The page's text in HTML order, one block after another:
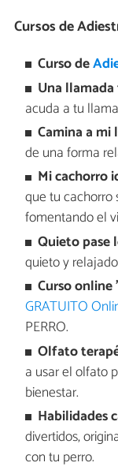
Cursos de
Curso de
Una
acuda a tu
Camina a mi
de una forma
Mi cachorro
que tu cachorro
fomentando el
Quieto pase
quieto y
Curso
GRATUITO
PERRO.
Olfato
a usar el olfato
bienestar.
Habilidades
divertidos,
con tu perro.